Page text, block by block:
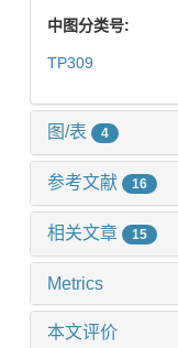
中图分类号:
TP309
图/表 4
参考文献 16
相关文章 15
Metrics
本文评价